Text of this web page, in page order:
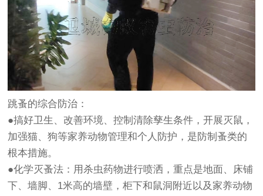
跳蚤的综合防治：
●搞好卫生、改善环境、控制清除孳生条件，开展灭鼠，
加强猫、狗等家养动物管理和个人防护，是防制蚤类的
根本措施。
●化学灭蚤法：用杀虫药物进行喷洒，重点是地面、床铺
下、墙脚、1米高的墙壁，柜下和鼠洞附近以及家养动物